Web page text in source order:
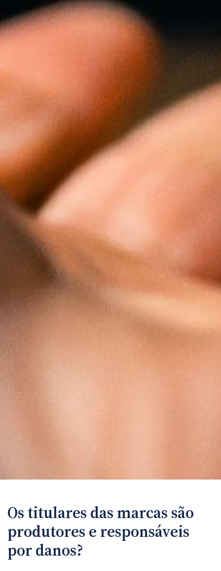
Os titulares das marcas são
produtores e responsáveis
por danos?